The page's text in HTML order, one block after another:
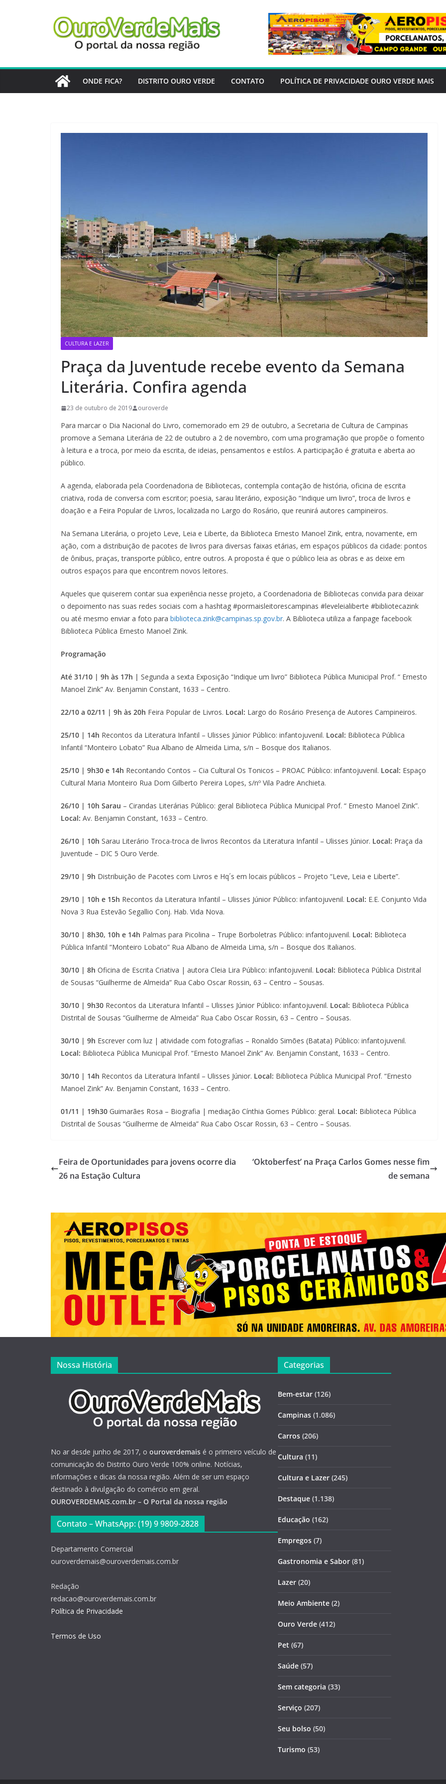
ONDE FICA? DISTRITO OURO VERDE CONTATO POLÍTICA DE PRIVACIDADE OURO VERDE MAIS
CULTURA E LAZER
Praça da Juventude recebe evento da Semana
Literária. Confira agenda
23 de outubro de 2019 ouroverde
Para marcar o Dia Nacional do Livro, comemorado em 29 de outubro, a Secretaria de Cultura de Campinas
promove a Semana Literária de 22 de outubro a 2 de novembro, com uma programação que propõe o fomento
à leitura e a troca, por meio da escrita, de ideias, pensamentos e estilos. A participação é gratuita e aberta ao
público.
A agenda, elaborada pela Coordenadoria de Bibliotecas, contempla contação de história, oficina de escrita
criativa, roda de conversa com escritor; poesia, sarau literário, exposição “Indique um livro”, troca de livros e
doação e a Feira Popular de Livros, localizada no Largo do Rosário, que reunirá autores campineiros.
Na Semana Literária, o projeto Leve, Leia e Liberte, da Biblioteca Ernesto Manoel Zink, entra, novamente, em
ação, com a distribuição de pacotes de livros para diversas faixas etárias, em espaços públicos da cidade: pontos
de ônibus, praças, transporte público, entre outros. A proposta é que o público leia as obras e as deixe em
outros espaços para que encontrem novos leitores.
Aqueles que quiserem contar sua experiência nesse projeto, a Coordenadoria de Bibliotecas convida para deixar
o depoimento nas suas redes sociais com a hashtag #pormaisleitorescampinas #leveleialiberte #bibliotecazink
ou até mesmo enviar a foto para biblioteca.zink@campinas.sp.gov.br. A Biblioteca utiliza a fanpage facebook
Biblioteca Pública Ernesto Manoel Zink.
Programação
Até 31/10 | 9h às 17h | Segunda a sexta Exposição “Indique um livro” Biblioteca Pública Municipal Prof. “ Ernesto
Manoel Zink” Av. Benjamin Constant, 1633 – Centro.
22/10 a 02/11 | 9h às 20h Feira Popular de Livros. Local: Largo do Rosário Presença de Autores Campineiros.
25/10 | 14h Recontos da Literatura Infantil – Ulisses Júnior Público: infantojuvenil. Local: Biblioteca Pública
Infantil “Monteiro Lobato” Rua Albano de Almeida Lima, s/n – Bosque dos Italianos.
25/10 | 9h30 e 14h Recontando Contos – Cia Cultural Os Tonicos – PROAC Público: infantojuvenil. Local: Espaço
Cultural Maria Monteiro Rua Dom Gilberto Pereira Lopes, s/nº Vila Padre Anchieta.
26/10 | 10h Sarau – Cirandas Literárias Público: geral Biblioteca Pública Municipal Prof. “ Ernesto Manoel Zink”.
Local: Av. Benjamin Constant, 1633 – Centro.
26/10 | 10h Sarau Literário Troca-troca de livros Recontos da Literatura Infantil – Ulisses Júnior. Local: Praça da
Juventude – DIC 5 Ouro Verde.
29/10 | 9h Distribuição de Pacotes com Livros e Hq´s em locais públicos – Projeto “Leve, Leia e Liberte”.
29/10 | 10h e 15h Recontos da Literatura Infantil – Ulisses Júnior Público: infantojuvenil. Local: E.E. Conjunto Vida
Nova 3 Rua Estevão Segallio Conj. Hab. Vida Nova.
30/10 | 8h30, 10h e 14h Palmas para Picolina – Trupe Borboletras Público: infantojuvenil. Local: Biblioteca
Pública Infantil “Monteiro Lobato” Rua Albano de Almeida Lima, s/n – Bosque dos Italianos.
30/10 | 8h Oficina de Escrita Criativa | autora Cleia Lira Público: infantojuvenil. Local: Biblioteca Pública Distrital
de Sousas “Guilherme de Almeida” Rua Cabo Oscar Rossin, 63 – Centro – Sousas.
30/10 | 9h30 Recontos da Literatura Infantil – Ulisses Júnior Público: infantojuvenil. Local: Biblioteca Pública
Distrital de Sousas “Guilherme de Almeida” Rua Cabo Oscar Rossin, 63 – Centro – Sousas.
30/10 | 9h Escrever com luz | atividade com fotografias – Ronaldo Simões (Batata) Público: infantojuvenil.
Local: Biblioteca Pública Municipal Prof. “Ernesto Manoel Zink” Av. Benjamin Constant, 1633 – Centro.
30/10 | 14h Recontos da Literatura Infantil – Ulisses Júnior. Local: Biblioteca Pública Municipal Prof. “Ernesto
Manoel Zink” Av. Benjamin Constant, 1633 – Centro.
01/11 | 19h30 Guimarães Rosa – Biografia | mediação Cínthia Gomes Público: geral. Local: Biblioteca Pública
Distrital de Sousas “Guilherme de Almeida” Rua Cabo Oscar Rossin, 63 – Centro – Sousas.
Feira de Oportunidades para jovens ocorre dia
26 na Estação Cultura
‘Oktoberfest’ na Praça Carlos Gomes nesse fim
de semana
Nossa História
No ar desde junho de 2017, o ouroverdemais é o primeiro veículo de
comunicação do Distrito Ouro Verde 100% online. Notícias,
informações e dicas da nossa região. Além de ser um espaço
destinado à divulgação do comércio em geral.
OUROVERDEMAIS.com.br – O Portal da nossa região
Contato – WhatsApp: (19) 9 9809-2828
Departamento Comercial
ouroverdemais@ouroverdemais.com.br
Redação
redacao@ouroverdemais.com.br
Política de Privacidade
Termos de Uso
Categorias
Bem-estar (126)
Campinas (1.086)
Carros (206)
Cultura (11)
Cultura e Lazer (245)
Destaque (1.138)
Educação (162)
Empregos (7)
Gastronomia e Sabor (81)
Lazer (20)
Meio Ambiente (2)
Ouro Verde (412)
Pet (67)
Saúde (57)
Sem categoria (33)
Serviço (207)
Seu bolso (50)
Turismo (53)